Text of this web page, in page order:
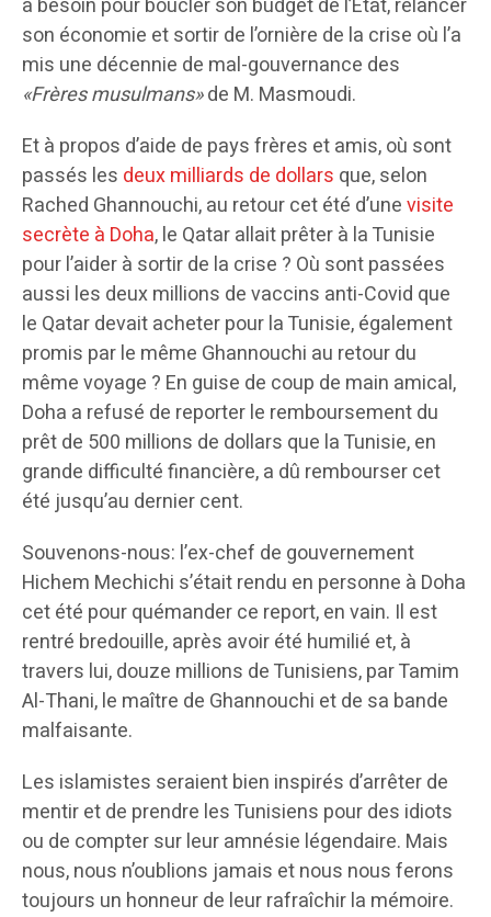
son économie et sortir de l’ornière de la crise où l’a
mis une décennie de mal-gouvernance des
«Frères musulmans»de M. Masmoudi.
Et à propos d’aide de pays frères et amis, où sont
passés les deux milliards de dollars que, selon
Rached Ghannouchi, au retour cet été d’unevisite
secrète à Doha, le Qatar allait prêter à la Tunisie
pour l’aider à sortir de la crise ? Où sont passées
aussi les deux millions de vaccins anti-Covid que
le Qatar devait acheter pour la Tunisie, également
promis par le même Ghannouchi au retour du
même voyage ? En guise de coup de main amical,
Doha a refusé de reporter le remboursement du
prêt de 500 millions de dollars que la Tunisie, en
grande difficulté financière, a dû rembourser cet
été jusqu’au dernier cent.
Souvenons-nous: l’ex-chef de gouvernement
Hichem Mechichi s’était rendu en personne à Doha
cet été pour quémander ce report, en vain. Il est
rentré bredouille, après avoir été humilié et, à
travers lui, douze millions de Tunisiens, par Tamim
Al-Thani, le maître de Ghannouchi et de sa bande
malfaisante.
Les islamistes seraient bien inspirés d’arrêter de
mentir et de prendre les Tunisiens pour des idiots
ou de compter sur leur amnésie légendaire. Mais
nous, nous n’oublions jamais et nous nous ferons
toujours un honneur de leur rafraîchir la mémoire.